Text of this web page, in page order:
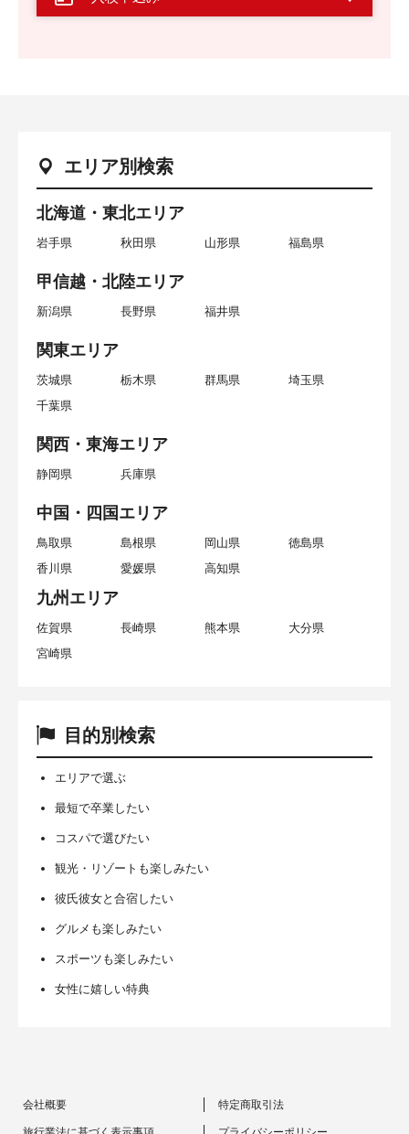
エリア別検索
北海道・東北エリア
岩手県 秋田県 山形県 福島県
甲信越・北陸エリア
新潟県 長野県 福井県
関東エリア
茨城県 栃木県 群馬県
埼玉県
千葉県
関西・東海エリア
静岡県 兵庫県
中国・四国エリア
鳥取県 島根県 岡山県
徳島県
香川県
愛媛県 高知県
九州エリア
佐賀県 長崎県 熊本県
大分県
宮崎県
目的別検索
エリアで選ぶ
最短で卒業したい
コスパで選びたい
観光・リゾートも楽しみたい
彼氏彼女と合宿したい
グルメも楽しみたい
スポーツも楽しみたい
女性に嬉しい特典
会社概要 特定商取引法